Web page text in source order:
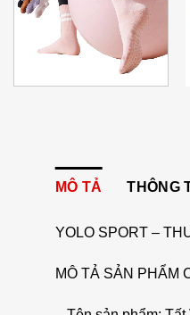
MÔ TẢ THÔNG
YOLO SPORT –
MÔ TẢ SẢN PHẨM